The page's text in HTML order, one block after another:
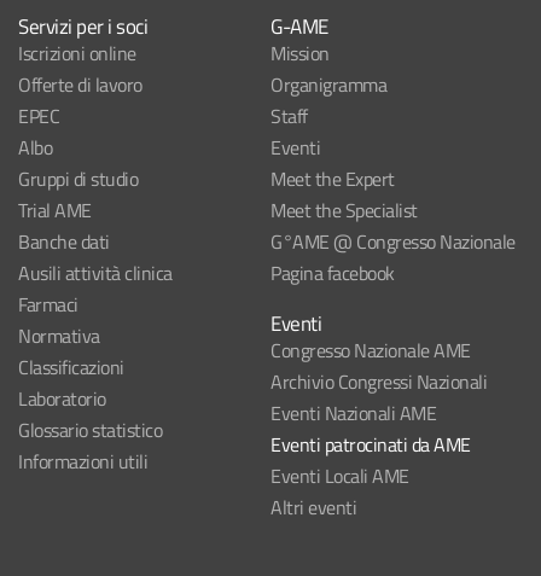
Servizi per i soci
Iscrizioni online
Offerte di lavoro
EPEC
Albo
Gruppi di studio
Trial AME
Banche dati
Ausili attività clinica
Farmaci
Normativa
Classificazioni
Laboratorio
Glossario statistico
Informazioni utili
G-AME
Mission
Organigramma
Staff
Eventi
Meet the Expert
Meet the Specialist
G°AME @ Congresso Nazionale
Pagina facebook
Eventi
Congresso Nazionale AME
Archivio Congressi Nazionali
Eventi Nazionali AME
Eventi patrocinati da AME
Eventi Locali AME
Altri eventi